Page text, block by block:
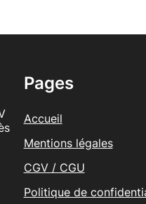
Pages
Accueil
Mentions légales
CGV / CGU
Politique de